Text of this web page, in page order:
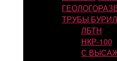
ТРУБЫ
ЛБТН
НКР-100
С